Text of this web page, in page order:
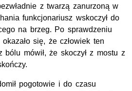
z twarzą zanurzoną w
funkcjonariusz wskoczył do
na brzeg. Po sprawdzeniu
się, że człowiek ten
bólu mówił, że skoczył z mostu z
pogotowie i do czasu